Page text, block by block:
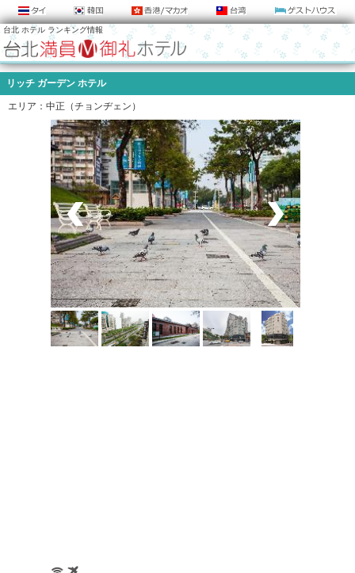
台北 ホテル ランキング情報
リッチ ガーデン ホテル
エリア：中正（チョンヂェン）